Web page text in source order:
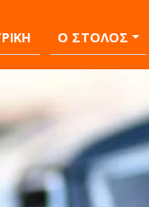
Ο ΣΤΟΛΟΣ